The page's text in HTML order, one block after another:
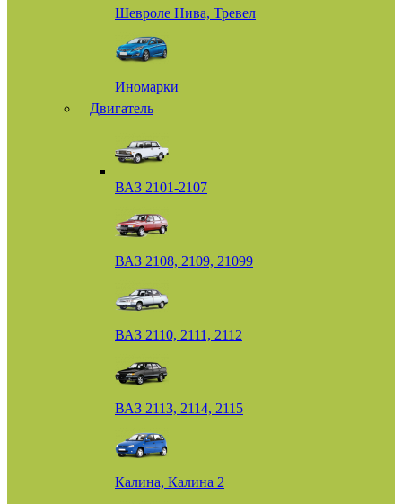
Шевроле Нива, Тревел
Иномарки
Двигатель
ВАЗ 2101-2107
ВАЗ 2108, 2109, 21099
ВАЗ 2110, 2111, 2112
ВАЗ 2113, 2114, 2115
Калина, Калина 2